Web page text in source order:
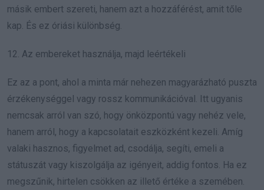
másik embert szereti, hanem azt a hozzáférést, amit tőle
kap. És ez óriási különbség.
12. Az embereket használja, majd leértékeli
Ez az a pont, ahol a minta már nehezen magyarázható puszta
érzékenységgel vagy rossz kommunikációval. Itt ugyanis
nemcsak arról van szó, hogy önközpontú vagy nehéz vele,
hanem arról, hogy a kapcsolatait eszközként kezeli. Amíg
valaki hasznos, figyelmet ad, csodálja, segíti, emeli a
státuszát vagy kiszolgálja az igényeit, addig fontos. Ha ez
megszűnik, hirtelen csökken az illető értéke a szemében.